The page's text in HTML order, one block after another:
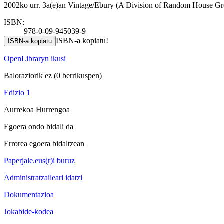
2002ko urr. 3a(e)an Vintage/Ebury (A Division of Random House
ISBN:
978-0-09-945039-9
ISBN-a kopiatu ISBN-a kopiatu!
OpenLibraryn ikusi
Baloraziorik ez (0 berrikuspen)
Edizio 1
Aurrekoa Hurrengoa
Egoera ondo bidali da
Errorea egoera bidaltzean
Paperjale.eus(r)i buruz
Administratzaileari idatzi
Dokumentazioa
Jokabide-kodea